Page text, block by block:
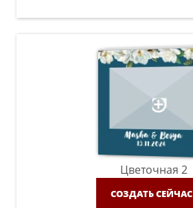
Цветочная 2
СОЗДАТЬ СЕЙЧАС